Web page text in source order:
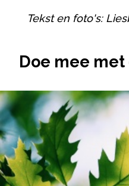
Tekst en foto's:
Doe mee